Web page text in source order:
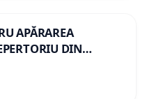
APĂRAREA
DIN